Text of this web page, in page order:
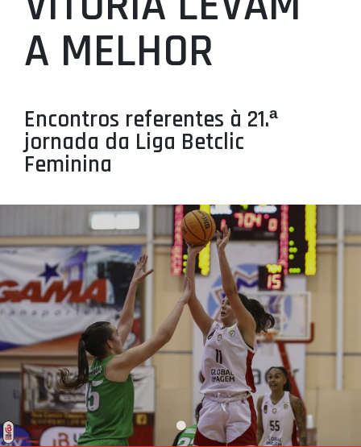
PROJETOS
LIGA BETCLIC MASCULINA
A MELHOR
Encontros referentes à 21.ª
jornada da Liga Betclic
Feminina